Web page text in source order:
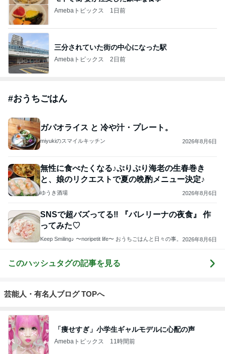
Amebaトピックス 1日前
三分されていた街の中心になった駅
Amebaトピックス 2日前
#おうちごはん
ガパオライス と 冷や汁・プレート。
miyukiのスマイルキッチン 2026年8月6日
無性に食べたくなる♪ぷりぷり海老の生春巻き
と、娘のリクエストで夏の晩酌メニュー決定♪
ゆうき酒場 2026年8月6日
SNSで超バズってる‼︎ 『バレリーナの夜食』 作
ってみた♡
Keep Smiling♪ 〜noripetit life〜 おうちごはんと日々の事。 2026年8月6日
このハッシュタグの記事を見る
芸能人・有名人ブログ TOPへ
「痩せすぎ」小学生ギャルモデルに心配の声
Amebaトピックス 11時間前